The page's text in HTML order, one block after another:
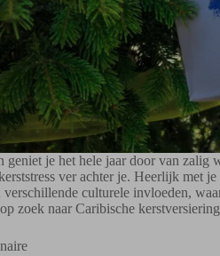
geniet je het hele jaar door van zalig
ver achter je. Heerlijk met
culturele invloeden,
zoek naar Caribische